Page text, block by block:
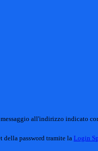
all'indirizzo indicato
della password tramite la Login